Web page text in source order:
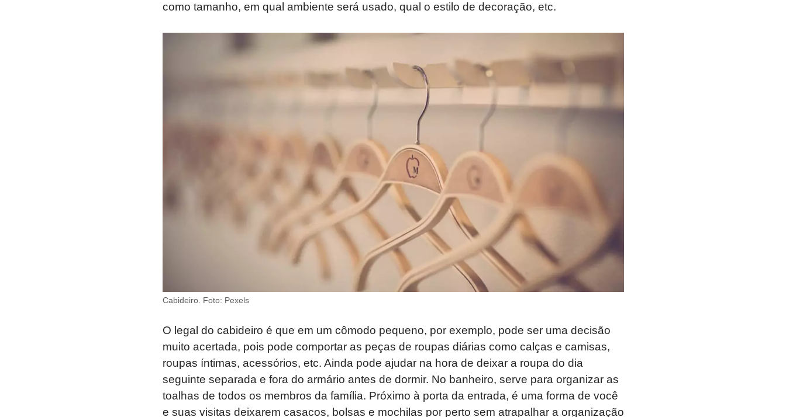
como tamanho, em qual ambiente será usado, qual o estilo de decoração, etc.
Cabideiro. Foto: Pexels
O legal do cabideiro é que em um cômodo pequeno, por exemplo, pode ser uma decisão
muito acertada, pois pode comportar as peças de roupas diárias como calças e camisas,
roupas íntimas, acessórios, etc. Ainda pode ajudar na hora de deixar a roupa do dia
seguinte separada e fora do armário antes de dormir. No banheiro, serve para organizar as
toalhas de todos os membros da família. Próximo à porta da entrada, é uma forma de você
e suas visitas deixarem casacos, bolsas e mochilas por perto sem atrapalhar a organização